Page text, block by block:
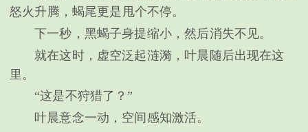
怒火升腾，蝎尾更是甩个不停。
下一秒，黑蝎子身提缩小，然后消失不见。
就在这时，虚空泛起涟漪，叶晨随后出现在这
里。
“这是不狩猎了？”
叶晨意念一动，空间感知激活。